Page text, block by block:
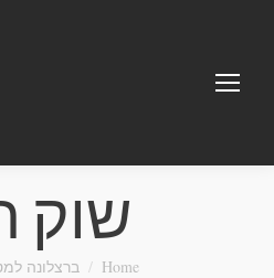
שוק
You are here:
Home ברצלונה